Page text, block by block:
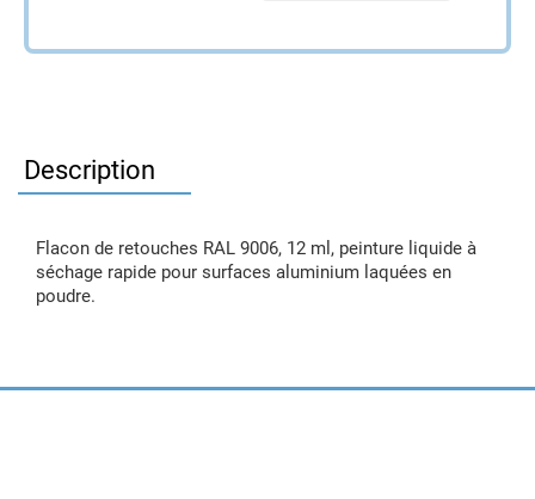
Description
Flacon de retouches RAL 9006, 12 ml, peinture liquide à
séchage rapide pour surfaces aluminium laquées en
poudre.